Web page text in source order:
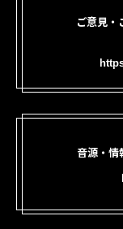
ご意見・
音源・情